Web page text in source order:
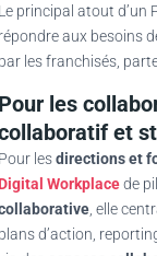
principal atout d’un
aux besoins
les franchisés,
les
et
lesdirections et
Workplacede
, elle
d’action,